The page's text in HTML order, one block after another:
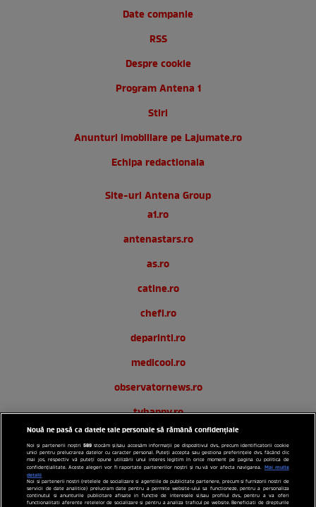
Date companie
RSS
Despre cookie
Program Antena 1
Stiri
Anunturi imobiliare pe Lajumate.ro
Echipa redactionala
Site-uri Antena Group
a1.ro
antenastars.ro
as.ro
catine.ro
chefi.ro
deparinti.ro
medicool.ro
observatornews.ro
tvhappy.ro
useit.ro
zutv.ro
Trends AntenaPLAY
Nouă ne pasă ca datele tale personale să rămână confidențiale
Noi și partenerii noștri589 stocăm și/sau accesăm informații pe dispozitivul dvs., precum identificatorii cookie
unici pentru prelucrarea datelor cu caracter personal. Puteți accepta sau gestiona preferințele dvs. făcând clic
mai jos, respectiv vă puteți opune utilizării unui interes legitim în orice moment pe pagina cu politica de
confidențialitate. Aceste alegeri vor fi raportate partenerilor noștri și nu vă vor afecta navigarea. Mai multe
detalii
Noi si partenerii nostri (retelele de socializare si agentiile de publicitate partenere, precum si furnizorii nostri de
servicii de date analitice) prelucram date pentru a permite website-ului sa functioneze, pentru a personaliza
continutul si anunturile publicitare afisate in functie de interesele si/sau profilul dvs., pentru a va oferi
functionalitati aferente retelelor de socializare si pentru a analiza traficul pe website. Beneficiati de drepturile